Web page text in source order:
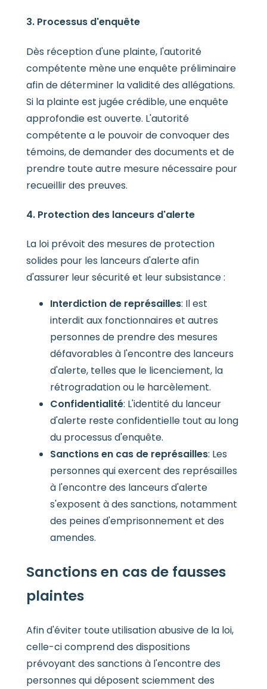
3. Processus d'enquête
Dès réception d'une plainte, l'autorité
compétente mène une enquête préliminaire
afin de déterminer la validité des allégations.
Si la plainte est jugée crédible, une enquête
approfondie est ouverte. L'autorité
compétente a le pouvoir de convoquer des
témoins, de demander des documents et de
prendre toute autre mesure nécessaire pour
recueillir des preuves.
4. Protection des lanceurs d'alerte
La loi prévoit des mesures de protection
solides pour les lanceurs d'alerte afin
d'assurer leur sécurité et leur subsistance :
Interdiction de représailles: Il est
interdit aux fonctionnaires et autres
personnes de prendre des mesures
défavorables à l'encontre des lanceurs
d'alerte, telles que le licenciement, la
rétrogradation ou le harcèlement.
Confidentialité: L'identité du lanceur
d'alerte reste confidentielle tout au long
du processus d'enquête.
Sanctions en cas de représailles: Les
personnes qui exercent des représailles
à l'encontre des lanceurs d'alerte
s'exposent à des sanctions, notamment
des peines d'emprisonnement et des
amendes.
Sanctions en cas de fausses
plaintes
Afin d'éviter toute utilisation abusive de la loi,
celle-ci comprend des dispositions
prévoyant des sanctions à l'encontre des
personnes qui déposent sciemment des